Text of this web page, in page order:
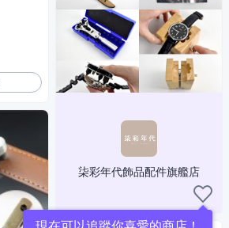
柒彩年代飾品配件旗艦店